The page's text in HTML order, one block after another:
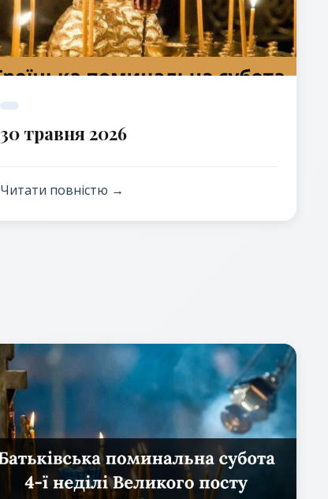
30 травня 2026
Читати повністю →